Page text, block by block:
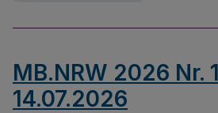
MB.NRW 2026 Nr.
14.07.2026